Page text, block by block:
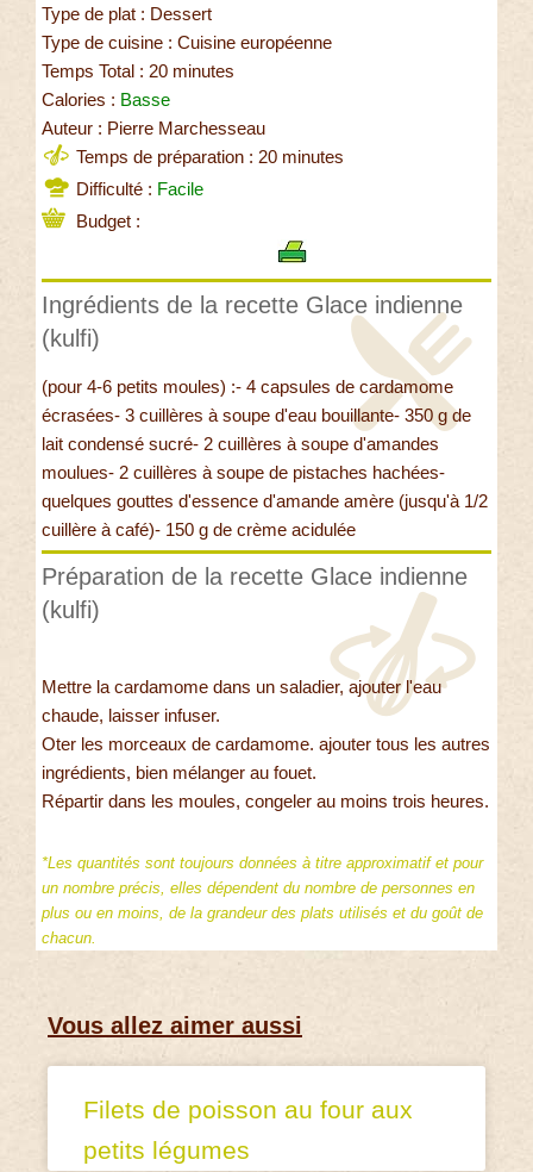
Type de plat : Dessert
Type de cuisine : Cuisine européenne
Temps Total : 20 minutes
Calories : Basse
Auteur : Pierre Marchesseau
Temps de préparation : 20 minutes
Difficulté : Facile
Budget :
Ingrédients de la recette Glace indienne
(kulfi)
(pour 4-6 petits moules) :- 4 capsules de cardamome
écrasées- 3 cuillères à soupe d'eau bouillante- 350 g de
lait condensé sucré- 2 cuillères à soupe d'amandes
moulues- 2 cuillères à soupe de pistaches hachées-
quelques gouttes d'essence d'amande amère (jusqu'à 1/2
cuillère à café)- 150 g de crème acidulée
Préparation de la recette Glace indienne
(kulfi)
Mettre la cardamome dans un saladier, ajouter l'eau
chaude, laisser infuser.
Oter les morceaux de cardamome. ajouter tous les autres
ingrédients, bien mélanger au fouet.
Répartir dans les moules, congeler au moins trois heures.
*Les quantités sont toujours données à titre approximatif et pour
un nombre précis, elles dépendent du nombre de personnes en
plus ou en moins, de la grandeur des plats utilisés et du goût de
chacun.
Vous allez aimer aussi
Filets de poisson au four aux
petits légumes